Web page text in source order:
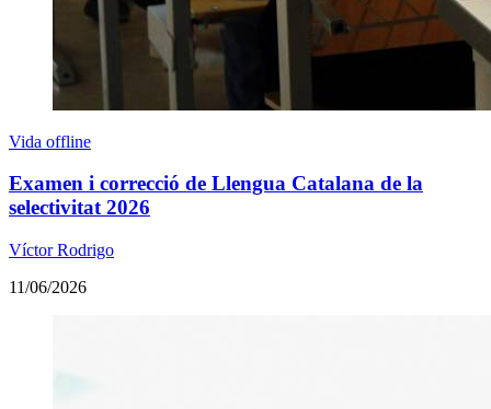
Vida offline
Examen i correcció de Llengua Catalana de la
selectivitat 2026
Víctor Rodrigo
11/06/2026